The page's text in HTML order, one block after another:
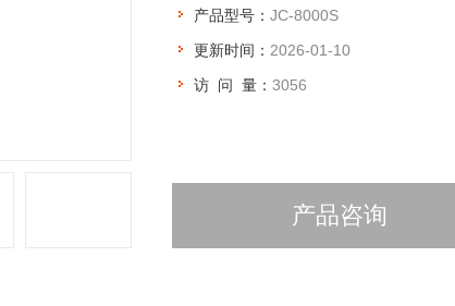
产品型号： JC-8000S
更新时间： 2026-01-10
访 问 量： 3056
产品咨询